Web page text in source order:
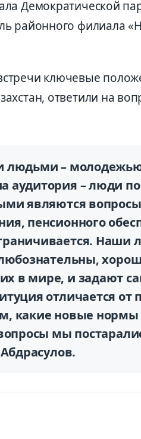
Демократической
районного филиала
ключевые
ответили на
людьми –
аудитория – люди
являются
пенсионного
Наши
в мире, и задают
отличается от
какие новые
мы